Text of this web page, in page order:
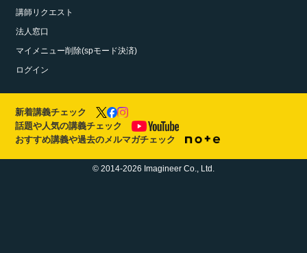
講師リクエスト
法人窓口
マイメニュー削除(spモード決済)
ログイン
新着講義チェック
話題や人気の講義チェック
おすすめ講義や過去のメルマガチェック
© 2014-2026 Imagineer Co., Ltd.